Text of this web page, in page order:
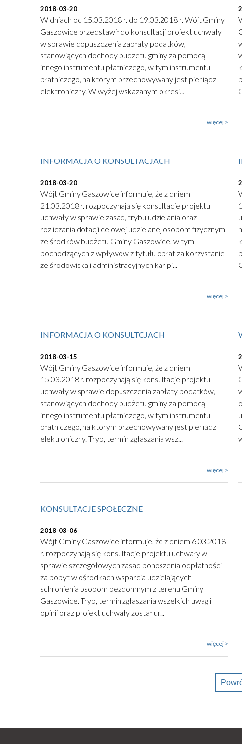
2018-03-20
W dniach od 15.03.2018 r. do 19.03.2018 r. Wójt Gminy
Gaszowice przedstawił do konsultacji projekt uchwały
w sprawie dopuszczenia zapłaty podatków,
stanowiących dochody budżetu gminy za pomocą
innego instrumentu płatniczego, w tym instrumentu
płatniczego, na którym przechowywany jest pieniądz
elektroniczny. W wyżej wskazanym okresi...
więcej >
INFORMACJA O KONSULTACJACH
2018-03-20
Wójt Gminy Gaszowice informuje, że z dniem
21.03.2018 r. rozpoczynają się konsultacje projektu
uchwały w sprawie zasad, trybu udzielania oraz
rozliczania dotacji celowej udzielanej osobom fizycznym
ze środków budżetu Gminy Gaszowice, w tym
pochodzących z wpływów z tytułu opłat za korzystanie
ze środowiska i administracyjnych kar pi...
więcej >
INFORMACJA O KONSULTCJACH
2018-03-15
Wójt Gminy Gaszowice informuje, że z dniem
15.03.2018 r. rozpoczynają się konsultacje projektu
uchwały w sprawie dopuszczenia zapłaty podatków,
stanowiących dochody budżetu gminy za pomocą
innego instrumentu płatniczego, w tym instrumentu
płatniczego, na którym przechowywany jest pieniądz
elektroniczny. Tryb, termin zgłaszania wsz...
więcej >
KONSULTACJE SPOŁECZNE
2018-03-06
Wójt Gminy Gaszowice informuje, że z dniem 6.03.2018
r. rozpoczynają się konsultacje projektu uchwały w
sprawie szczegółowych zasad ponoszenia odpłatności
za pobyt w ośrodkach wsparcia udzielających
schronienia osobom bezdomnym z terenu Gminy
Gaszowice. Tryb, termin zgłaszania wszelkich uwag i
opinii oraz projekt uchwały został ur...
więcej >